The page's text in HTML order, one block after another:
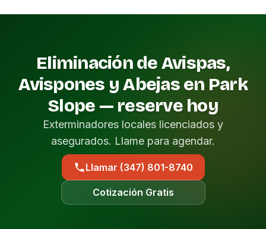
Eliminación de Avispas,
Avispones y Abejas en Park
Slope — reserve hoy
Exterminadores locales licenciados y
asegurados. Llame para agendar.
Llamar (347) 801-8740
Cotización Gratis